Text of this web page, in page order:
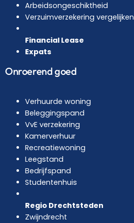
Arbeidsongeschiktheid
Verzuimverzekering vergelijken
Financial Lease
Expats
Onroerend goed
Verhuurde woning
Beleggingspand
VvE verzekering
Kamerverhuur
Recreatiewoning
Leegstand
Bedrijfspand
Studentenhuis
Regio Drechtsteden
Zwijndrecht